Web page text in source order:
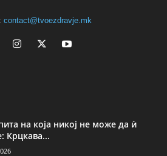
contact@tvoezdravje.mk
на која никој не може да ѝ
Крцкава...